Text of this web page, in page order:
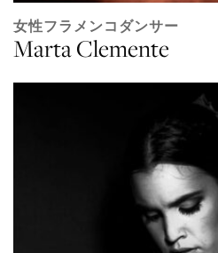
女性フラメンコダンサー
Marta Clemente